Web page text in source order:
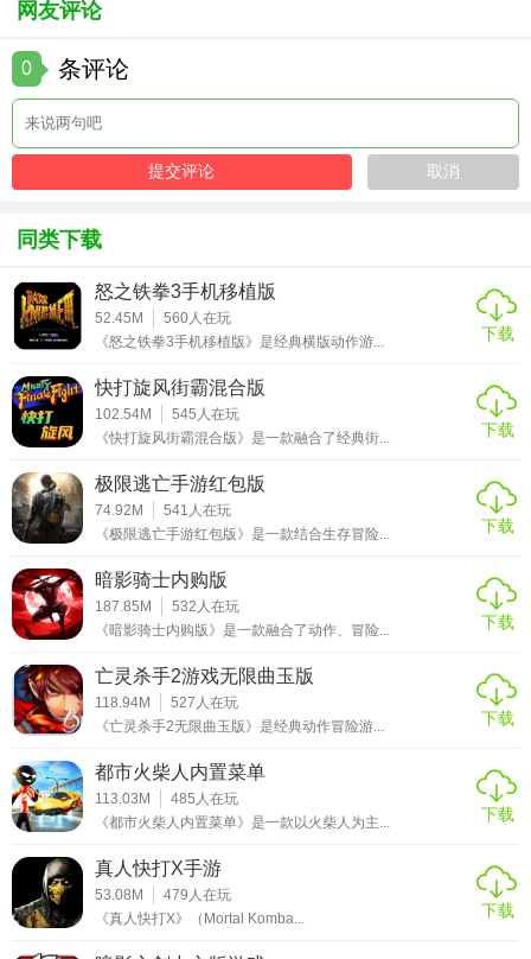
网友评论
0 条评论
同类下载
怒之铁拳3手机移植版
52.45M 560人在玩
《怒之铁拳3手机移植版》是经典横版动作游...
下载
快打旋风街霸混合版
102.54M 545 人在玩
《快打旋风街霸混合版》是一款融合了经典街...
下载
极限逃亡手游红包版
74.92M 541 人在玩
《极限逃亡手游红包版》是一款结合生存冒险...
下载
暗影骑士内购版
187.85M 532 人在玩
《暗影骑士内购版》是一款融合了动作、冒险...
下载
亡灵杀手2游戏无限曲玉版
118.94M 527 人在玩
《亡灵杀手2无限曲玉版》是经典动作冒险游...
下载
都市火柴人内置菜单
113.03M 485 人在玩
《都市火柴人内置菜单》是一款以火柴人为主...
下载
真人快打X手游
53.08M 479 人在玩
《真人快打X》（Mortal Komba...
下载